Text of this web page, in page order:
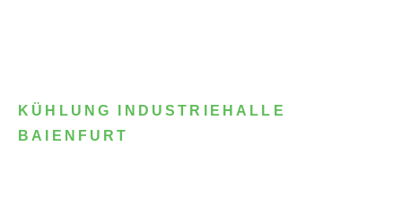
KÜHLUNG INDUSTRIEHALLE
BAIENFURT